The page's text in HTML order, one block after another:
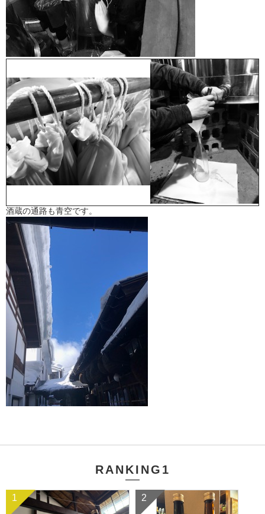
酒蔵の通路も青空です。
RANKING1
1 2